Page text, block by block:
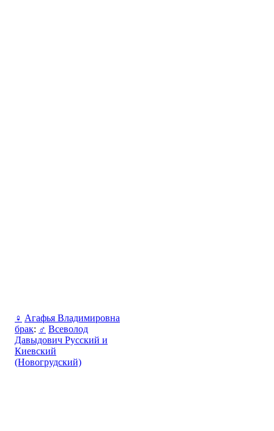
♀ Агафья Владимировна
брак: ♂ Всеволод
Давыдович Русский и
Киевский
(Новогрудский)